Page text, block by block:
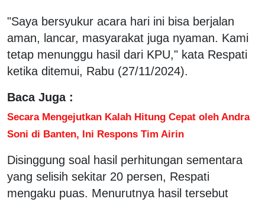
"Saya bersyukur acara hari ini bisa berjalan
aman, lancar, masyarakat juga nyaman. Kami
tetap menunggu hasil dari KPU," kata Respati
ketika ditemui, Rabu (27/11/2024).
Baca Juga :
Secara Mengejutkan Kalah Hitung Cepat oleh Andra
Soni di Banten, Ini Respons Tim Airin
Disinggung soal hasil perhitungan sementara
yang selisih sekitar 20 persen, Respati
mengaku puas. Menurutnya hasil tersebut